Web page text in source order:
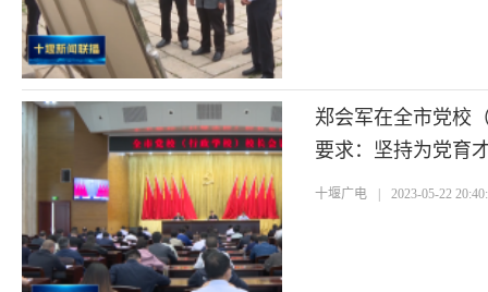
郑会军在全市党校
要求：坚持为党育
根本要求
十堰广电 2023-05-22